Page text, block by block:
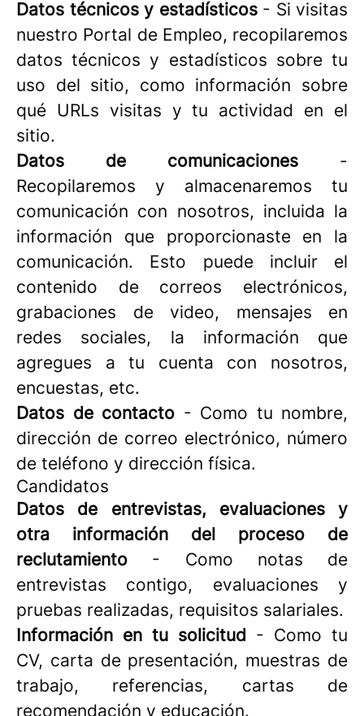
Datos técnicos y estadísticos- Si visitas
nuestro Portal de Empleo, recopilaremos
datos técnicos y estadísticos sobre tu
uso del sitio, como información sobre
qué URLs visitas y tu actividad en el
sitio.
Datos de comunicaciones -
Recopilaremos y almacenaremos tu
comunicación con nosotros, incluida la
información que proporcionaste en la
comunicación. Esto puede incluir el
contenido de correos electrónicos,
grabaciones de video, mensajes en
redes sociales, la información que
agregues a tu cuenta con nosotros,
encuestas, etc.
Datos de contacto - Como tu nombre,
dirección de correo electrónico, número
de teléfono y dirección física.
Candidatos
Datos de entrevistas, evaluaciones y
otra información del proceso de
reclutamiento - Como notas de
entrevistas contigo, evaluaciones y
pruebas realizadas, requisitos salariales.
Información en tu solicitud - Como tu
CV, carta de presentación, muestras de
trabajo, referencias, cartas de
recomendación y educación.